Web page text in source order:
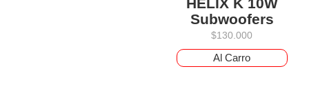
Subwoofers
$130.000
Al Carro